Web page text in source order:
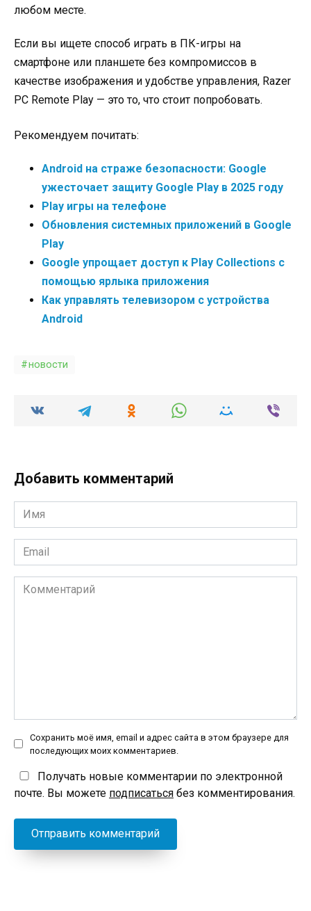
любом месте.
Если вы ищете способ играть в ПК-игры на
смартфоне или планшете без компромиссов в
качестве изображения и удобстве управления, Razer
PC Remote Play — это то, что стоит попробовать.
Рекомендуем почитать:
Android на страже безопасности: Google
ужесточает защиту Google Play в 2025 году
Play игры на телефоне
Обновления системных приложений в Google
Play
Google упрощает доступ к Play Collections с
помощью ярлыка приложения
Как управлять телевизором с устройства
Аndroid
новости
Добавить комментарий
Имя
*
Email
*
Комментарий
Сохранить моё имя, email и адрес сайта в этом браузере для
последующих моих комментариев.
Получать новые комментарии по электронной
почте. Вы можете подписаться без комментирования.